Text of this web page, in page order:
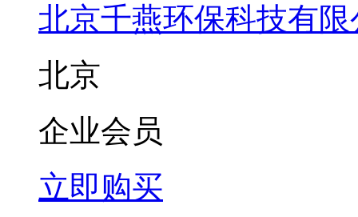
北京千燕环保科技有限
北京
企业会员
立即购买